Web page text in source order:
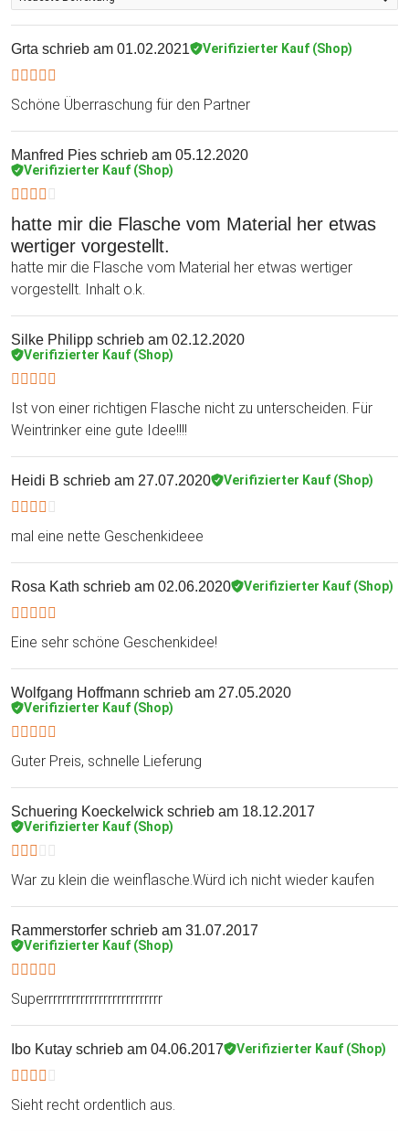
Grta schrieb am 01.02.2021 Verifizierter Kauf (Shop)
Schöne Überraschung für den Partner
Manfred Pies schrieb am 05.12.2020
Verifizierter Kauf (Shop)
hatte mir die Flasche vom Material her etwas
wertiger vorgestellt.
hatte mir die Flasche vom Material her etwas wertiger
vorgestellt. Inhalt o.k.
Silke Philipp schrieb am 02.12.2020
Verifizierter Kauf (Shop)
Ist von einer richtigen Flasche nicht zu unterscheiden. Für
Weintrinker eine gute Idee!!!!
Heidi B schrieb am 27.07.2020 Verifizierter Kauf (Shop)
mal eine nette Geschenkideee
Rosa Kath schrieb am 02.06.2020 Verifizierter Kauf (Shop)
Eine sehr schöne Geschenkidee!
Wolfgang Hoffmann schrieb am 27.05.2020
Verifizierter Kauf (Shop)
Guter Preis, schnelle Lieferung
Schuering Koeckelwick schrieb am 18.12.2017
Verifizierter Kauf (Shop)
War zu klein die weinflasche.Würd ich nicht wieder kaufen
Rammerstorfer schrieb am 31.07.2017
Verifizierter Kauf (Shop)
Superrrrrrrrrrrrrrrrrrrrrrrrrr
Ibo Kutay schrieb am 04.06.2017 Verifizierter Kauf (Shop)
Sieht recht ordentlich aus.